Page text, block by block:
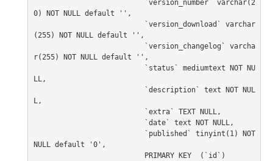
CMS
JavaScript
0) NOT NULL default '',
(255) NOT NULL default '',
r(255) NOT NULL default '',
LL,
L,
NULL default '0',